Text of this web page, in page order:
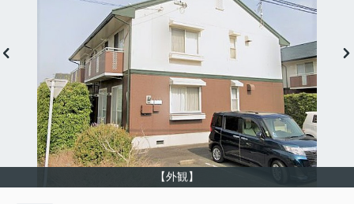
【外観】